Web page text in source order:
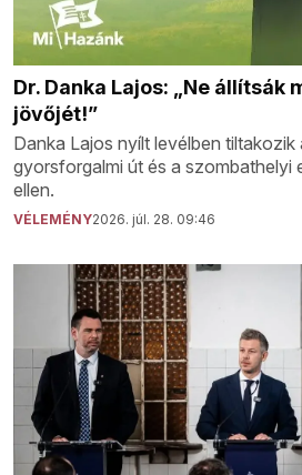
Dr. Danka Lajos: „Ne állítsák
jövőjét!”
Danka Lajos nyílt levélben
gyorsforgalmi út és a szombathelyi
ellen.
VÉLEMÉNY2026. júl. 28. 09:46